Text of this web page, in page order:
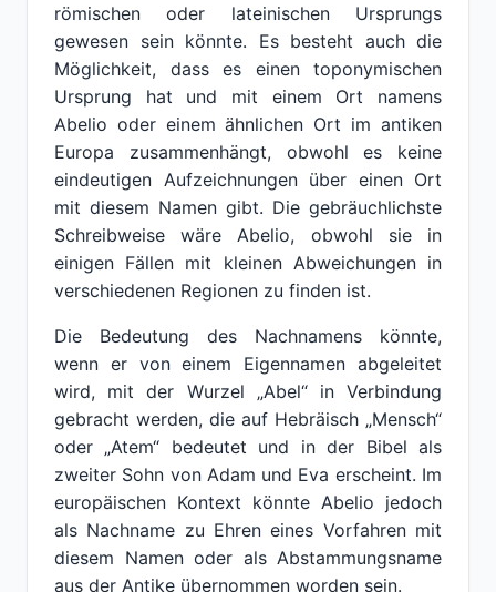
römischen oder lateinischen Ursprungs
gewesen sein könnte. Es besteht auch die
Möglichkeit, dass es einen toponymischen
Ursprung hat und mit einem Ort namens
Abelio oder einem ähnlichen Ort im antiken
Europa zusammenhängt, obwohl es keine
eindeutigen Aufzeichnungen über einen Ort
mit diesem Namen gibt. Die gebräuchlichste
Schreibweise wäre Abelio, obwohl sie in
einigen Fällen mit kleinen Abweichungen in
verschiedenen Regionen zu finden ist.
Die Bedeutung des Nachnamens könnte,
wenn er von einem Eigennamen abgeleitet
wird, mit der Wurzel „Abel“ in Verbindung
gebracht werden, die auf Hebräisch „Mensch“
oder „Atem“ bedeutet und in der Bibel als
zweiter Sohn von Adam und Eva erscheint. Im
europäischen Kontext könnte Abelio jedoch
als Nachname zu Ehren eines Vorfahren mit
diesem Namen oder als Abstammungsname
aus der Antike übernommen worden sein.